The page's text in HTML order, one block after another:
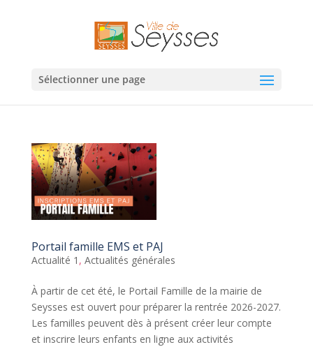
Sélectionner une page
Portail famille EMS et PAJ
Actualité 1 , Actualités générales
À partir de cet été, le Portail Famille de la mairie de
Seysses est ouvert pour préparer la rentrée 2026-2027.
Les familles peuvent dès à présent créer leur compte
et inscrire leurs enfants en ligne aux activités